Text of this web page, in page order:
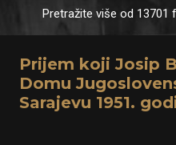
Pretražite više od
Prijem koji Josip
Domu
Sarajevu 1951.